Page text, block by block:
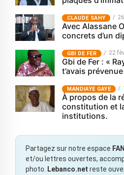
CLAUDE SAHY
Avec Alassane
concrets d’un
GBI DE FER 22
Gbi de Fer : «
t’avais prévenue
MANDIAYE GAYE
À propos de la
constitution et
institutions.
Partagez sur notre espace
et/ou lettres ouvertes,
photo.
Lebanco.net reste